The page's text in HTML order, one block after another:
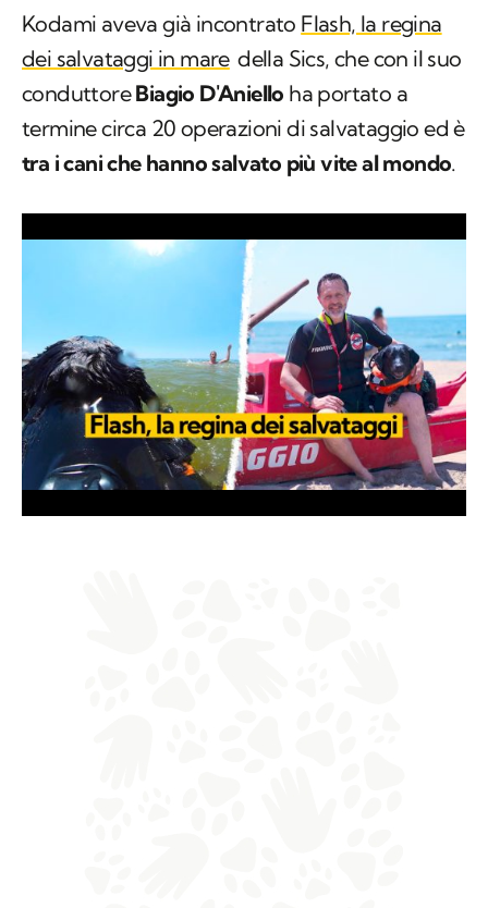
Kodami aveva già incontrato Flash, la regina
dei salvataggi in mare della Sics, che con il suo
conduttoreBiagio D'Aniello ha portato a
termine circa 20 operazioni di salvataggio ed è
tra i cani che hanno salvato più vite al mondo.